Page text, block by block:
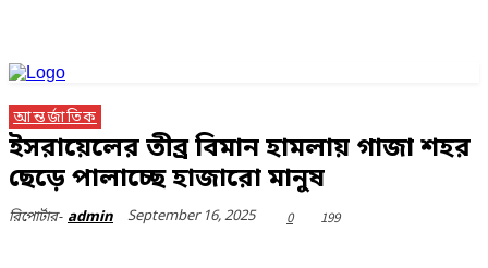
আন্তর্জাতিক
ইসরায়েলের তীব্র বিমান হামলায় গাজা শহর
ছেড়ে পালাচ্ছে হাজারো মানুষ
রিপোর্টার- admin September 16, 2025 0 199